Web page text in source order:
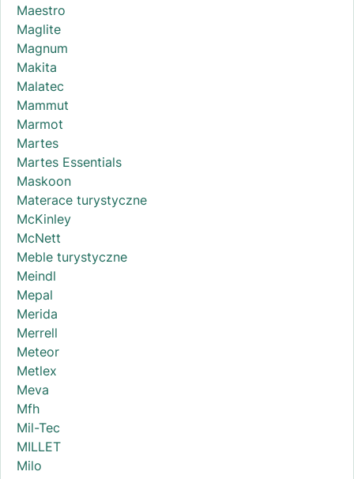
Maestro
Maglite
Magnum
Makita
Malatec
Mammut
Marmot
Martes
Martes Essentials
Maskoon
Materace turystyczne
McKinley
McNett
Meble turystyczne
Meindl
Mepal
Merida
Merrell
Meteor
Metlex
Meva
Mfh
Mil-Tec
MILLET
Milo